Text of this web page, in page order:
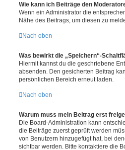
Wie kann ich Beiträge den
Wenn ein Administrator die
Nähe des Beitrags, um diesen zu
Nach oben
Was bewirkt die „Speichern“-
Hiermit kannst du die geschriebene
absenden. Den gesicherten Beitrag
persönlichen Bereich erneut laden.
Nach oben
Warum muss mein Beitrag erst
Die Board-Administration kann
die Beiträge zuerst geprüft werden
von Benutzern hinzugefügt hat, bei
sichtbar werden. Bitte kontaktiere die